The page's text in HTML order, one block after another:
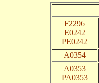
F2296
E0242
PE0242
A0354
A0353
PA0353